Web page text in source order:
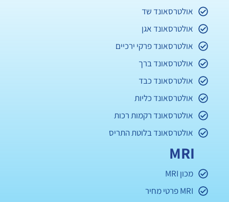
אולטרסאונד שד
אולטרסאונד אגן
אולטרסאונד פרקי ירכיים
אולטרסאונד ברך
אולטרסאונד כבד
אולטרסאונד כליות
אולטרסאונד רקמות רכות
אולטרסאונד בלוטת התריס
MRI
מכון MRI
MRI פרטי מחיר